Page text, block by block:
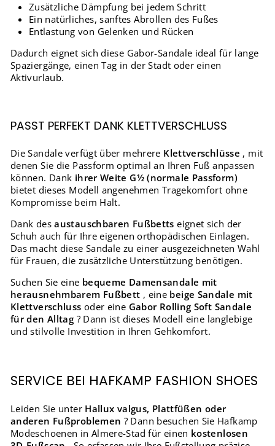
Zusätzliche Dämpfung bei jedem Schritt
Ein natürliches, sanftes Abrollen des Fußes
Entlastung von Gelenken und Rücken
Dadurch eignet sich diese Gabor-Sandale ideal für lange
Spaziergänge, einen Tag in der Stadt oder einen
Aktivurlaub.
PASST PERFEKT DANK KLETTVERSCHLUSS
Die Sandale verfügt über mehrere Klettverschlüsse , mit
denen Sie die Passform optimal an Ihren Fuß anpassen
können. Dank ihrer Weite G½ (normale Passform)
bietet dieses Modell angenehmen Tragekomfort ohne
Kompromisse beim Halt.
Dank desaustauschbaren Fußbetts eignet sich der
Schuh auch für Ihre eigenen orthopädischen Einlagen.
Das macht diese Sandale zu einer ausgezeichneten Wahl
für Frauen, die zusätzliche Unterstützung benötigen.
Suchen Sie eine bequeme Damensandale mit
herausnehmbarem Fußbett , eine beige Sandale mit
Klettverschluss oder eine Gabor Rolling Soft Sandale
für den Alltag ? Dann ist dieses Modell eine langlebige
und stilvolle Investition in Ihren Gehkomfort.
SERVICE BEI HAFKAMP FASHION SHOES
Leiden Sie unter Hallux valgus, Plattfüßen oder
anderen Fußproblemen ? Dann besuchen Sie Hafkamp
Modeschoenen in Almere-Stad für einen kostenlosen